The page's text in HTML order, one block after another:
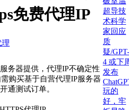
免费代理IP
理
务器提供，代理IP不确定性
购买基于自营代理IP服务器
通测试订单。
超导技
术科学
家回应
质
疑/GPT-
4 或下
发布
玩的
好，牢